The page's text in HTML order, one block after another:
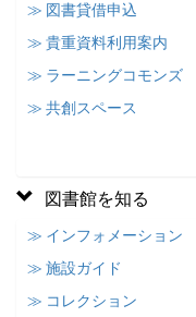
≫ 図書貸借申込
≫ 貴重資料利用案内
≫ ラーニングコモンズ
≫ 共創スペース
図書館を知る
≫ インフォメーション
≫ 施設ガイド
≫ コレクション